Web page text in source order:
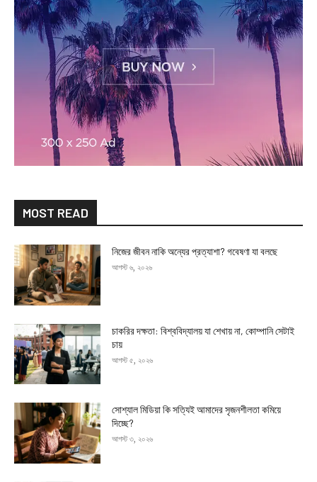
MOST READ
নিজের জীবন নাকি অন্যের প্রত্যাশা? গবেষণা যা বলছে
আগস্ট ৬, ২০২৬
চাকরির দক্ষতা: বিশ্ববিদ্যালয় যা শেখায় না, কোম্পানি সেটাই
চায়
আগস্ট ৫, ২০২৬
সোশ্যাল মিডিয়া কি সত্যিই আমাদের সৃজনশীলতা কমিয়ে
দিচ্ছে?
আগস্ট ৩, ২০২৬